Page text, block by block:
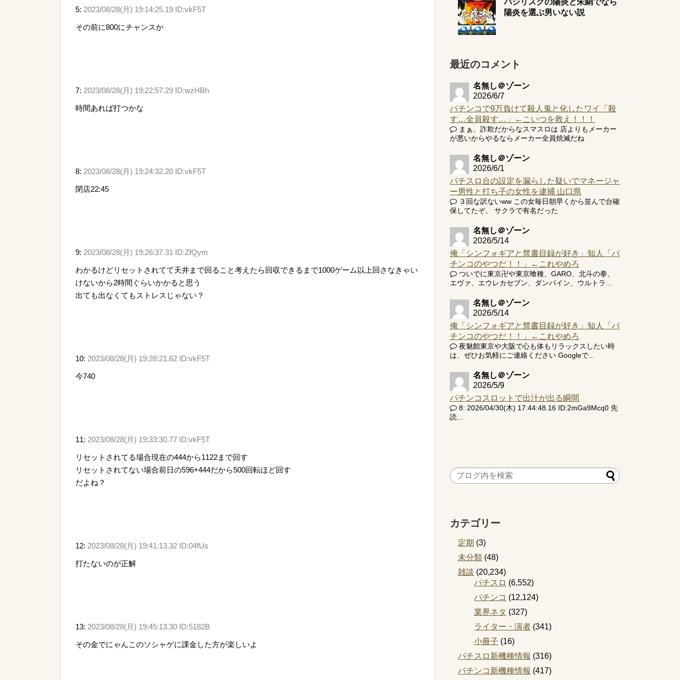
5: 2023/08/28(月) 19:14:25.19 ID:vkF5T
その前に800にチャンスか
7: 2023/08/28(月) 19:22:57.29 ID:wzHBh
時間あれば打つかな
8: 2023/08/28(月) 19:24:32.20 ID:vkF5T
閉店22:45
9: 2023/08/28(月) 19:26:37.31 ID:ZfQym
わかるけどリセットされてて天井まで回ること考えたら回収できるまで1000ゲーム以上回さなきゃい
けないから2時間ぐらいかかると思う
出ても出なくてもストレスじゃない？
10: 2023/08/28(月) 19:28:21.62 ID:vkF5T
今740
11: 2023/08/28(月) 19:33:30.77 ID:vkF5T
リセットされてる場合現在の444から1122まで回す
リセットされてない場合前日の596+444だから500回転ほど回す
だよね？
12: 2023/08/28(月) 19:41:13.32 ID:04fUs
打たないのが正解
13: 2023/08/28(月) 19:45:13.30 ID:5182B
その金でにゃんこのソシャゲに課金した方が楽しいよ
バジリスクの陽炎と朱絹でなら
陽炎を選ぶ男いない説
最近のコメント
名無し＠ゾーン
2026/6/7
パチンコで9万負けて殺人鬼と化したワイ「殺
す…全員殺す…」←こいつを救え！！！
まぁ、詐欺だからなスマスロは 店よりもメーカー
が悪いからやるならメーカー全員焼滅だね
名無し＠ゾーン
2026/6/1
パチスロ台の設定を漏らした疑いでマネージャ
ー男性と打ち子の女性を逮捕 山口県
３回な訳ないww この女毎日朝早くから並んで台確
保してたぞ。 サクラで有名だった
名無し＠ゾーン
2026/5/14
俺「シンフォギアと禁書目録が好き」知人「パ
チンコのやつだ！！」←これやめろ
ついでに東京卍や東京喰種、GARO、北斗の拳、
エヴァ、エウレカセブン、ダンバイン、ウルトラ...
名無し＠ゾーン
2026/5/14
俺「シンフォギアと禁書目録が好き」知人「パ
チンコのやつだ！！」←これやめろ
夜魅館東京や大阪で心も体もリラックスしたい時
は、ぜひお気軽にご連絡ください Googleで...
名無し＠ゾーン
2026/5/9
パチンコスロットで出汁が出る瞬間
8: 2026/04/30(木) 17:44:48.16 ID:2mGa9Mcq0 先
読...
カテゴリー
定期 (3)
未分類 (48)
雑談 (20,234)
パチスロ (6,552)
パチンコ (12,124)
業界ネタ (327)
ライター・演者 (341)
小冊子 (16)
パチスロ新機種情報 (316)
パチンコ新機種情報 (417)